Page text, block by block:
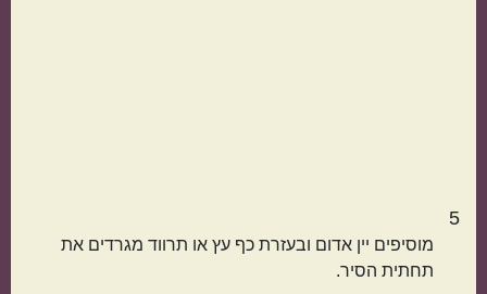
5
מוסיפים יין אדום ובעזרת כף עץ או תרווד מגרדים את
תחתית הסיר.